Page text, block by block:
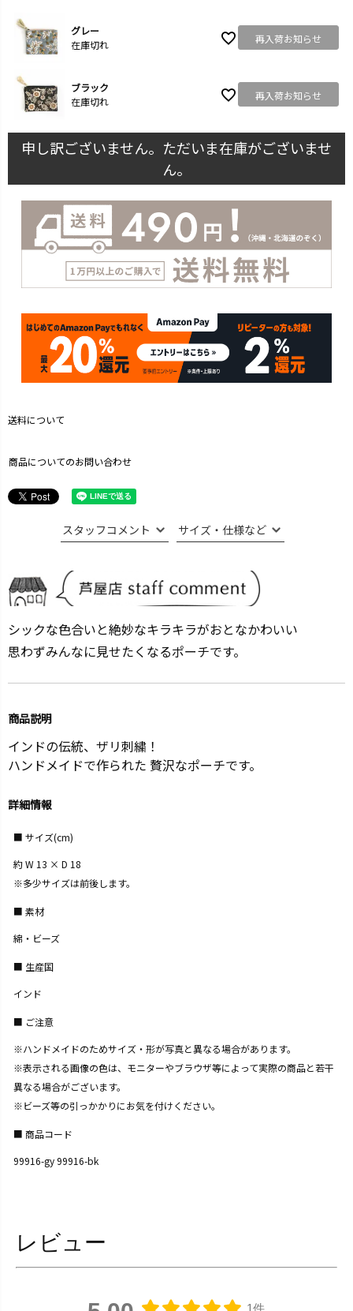
グレー
在庫切れ
再入荷お知らせ
ブラック
在庫切れ
再入荷お知らせ
申し訳ございません。ただいま在庫がございませ
ん。
送料について
商品についてのお問い合わせ
スタッフコメント サイズ・仕様など
シックな色合いと絶妙なキラキラがおとなかわいい
思わずみんなに見せたくなるポーチです。
商品説明
インドの伝統、ザリ刺繍！
ハンドメイドで作られた 贅沢なポーチです。
詳細情報
サイズ(cm)
約 W 13 × D 18
※多少サイズは前後します。
素材
綿・ビーズ
生産国
インド
ご注意
※ハンドメイドのためサイズ・形が写真と異なる場合があります。
※表示される画像の色は、モニターやブラウザ等によって実際の商品と若干
異なる場合がございます。
※ビーズ等の引っかかりにお気を付けください。
商品コード
99916-gy 99916-bk
レビュー